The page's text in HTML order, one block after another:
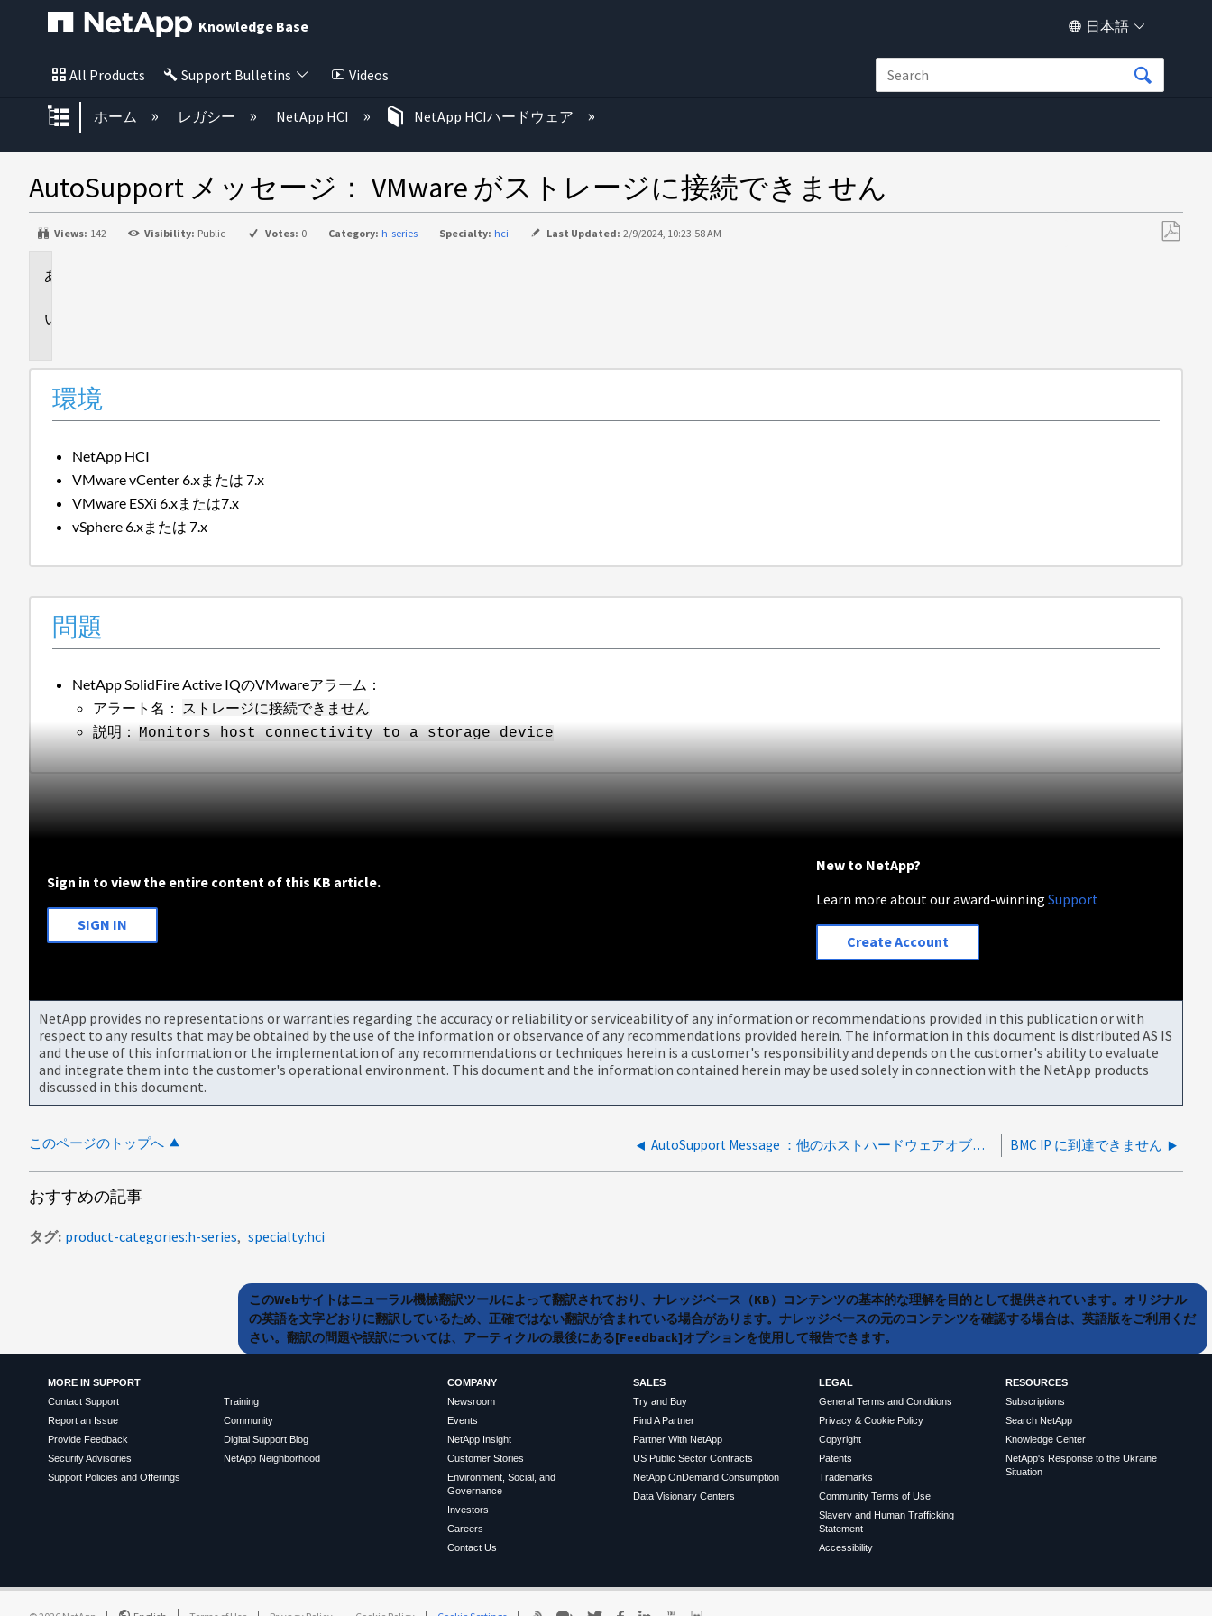
Knowledge Base 日本語
All Products Support Bulletins Videos
グローバル階層を展開/折りたたむ
ホーム レガシー NetApp HCI NetApp HCIハードウェア
AutoSupport メッセージ： VMware がストレージに接続できません
Views: 142 Visibility: Public Votes: 0 Category: h-series Specialty: hci Last Updated: 2/9/2024, 10:23:58 AM
環境
NetApp HCI
VMware vCenter 6.xまたは 7.x
VMware ESXi 6.xまたは7.x
vSphere 6.xまたは 7.x
問題
NetApp SolidFire Active IQのVMwareアラーム：
アラート名：
ストレージに接続できません
説明： Monitors host connectivity to a storage device
Sign in to view the entire content of this KB article.
SIGN IN
New to NetApp?
Learn more about our award-winningSupport
Create Account
NetApp provides no representations or warranties regarding the accuracy or reliability or serviceability of any information or recommendations provided in this publication or with
respect to any results that may be obtained by the use of the information or observance of any recommendations provided herein. The information in this document is distributed AS IS
and the use of this information or the implementation of any recommendations or techniques herein is a customer's responsibility and depends on the customer's ability to evaluate
and integrate them into the customer's operational environment. This document and the information contained herein may be used solely in connection with the NetApp products
discussed in this document.
このページのトップへ AutoSupport Message ：他のホストハードウェアオブジェクトのステータス BMC IP に到達できません
おすすめの記事
タグ product-categories:h-series specialty:hci
このWebサイトはニューラル機械翻訳ツールによって翻訳されており、ナレッジベース（KB）コンテンツの基本的な理解を目的として提供されています。オリジナル
の英語を文字どおりに翻訳しているため、正確ではない翻訳が含まれている場合があります。ナレッジベースの元のコンテンツを確認する場合は、英語版をご利用くだ
さい。翻訳の問題や誤訳については、アーティクルの最後にある[Feedback]オプションを使用して報告できます。
MORE IN SUPPORT
Contact Support
Report an Issue
Provide Feedback
Security Advisories
Support Policies and Offerings
Training
Community
Digital Support Blog
NetApp Neighborhood
COMPANY
Newsroom
Events
NetApp Insight
Customer Stories
Environment, Social, and
Governance
Investors
Careers
Contact Us
SALES
Try and Buy
Find A Partner
Partner With NetApp
US Public Sector Contracts
NetApp OnDemand Consumption
Data Visionary Centers
LEGAL
General Terms and Conditions
Privacy & Cookie Policy
Copyright
Patents
Trademarks
Community Terms of Use
Slavery and Human Trafficking
Statement
Accessibility
RESOURCES
Subscriptions
Search NetApp
Knowledge Center
NetApp's Response to the Ukraine
Situation